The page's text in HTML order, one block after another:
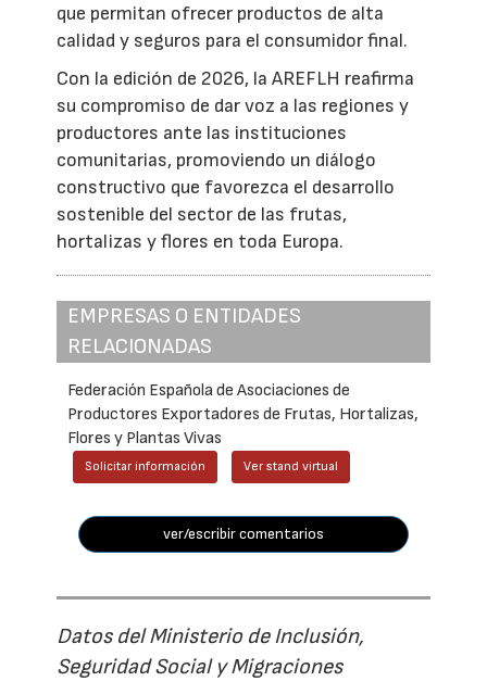
que permitan ofrecer productos de alta
calidad y seguros para el consumidor final.
Con la edición de 2026, la AREFLH reafirma
su compromiso de dar voz a las regiones y
productores ante las instituciones
comunitarias, promoviendo un diálogo
constructivo que favorezca el desarrollo
sostenible del sector de las frutas,
hortalizas y flores en toda Europa.
EMPRESAS O ENTIDADES
RELACIONADAS
Federación Española de Asociaciones de
Productores Exportadores de Frutas, Hortalizas,
Flores y Plantas Vivas
Solicitar información Ver stand virtual
ver/escribir comentarios
Datos del Ministerio de Inclusión,
Seguridad Social y Migraciones